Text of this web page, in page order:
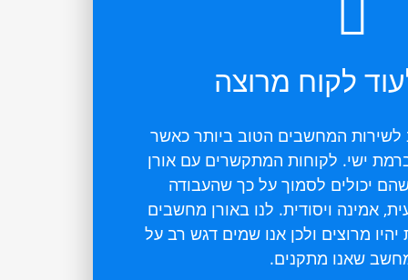
לקוח מרוצה
לשירות המחשבים הטוב ביותר כאשר
ישי. לקוחות המתקשרים עם אורן
יכולים לסמוך על כך שהעבודה
אמינה ויסודית. לנו באורן מחשבים
מרוצים ולכן אנו שמים דגש רב על
שאנו מתקנים.